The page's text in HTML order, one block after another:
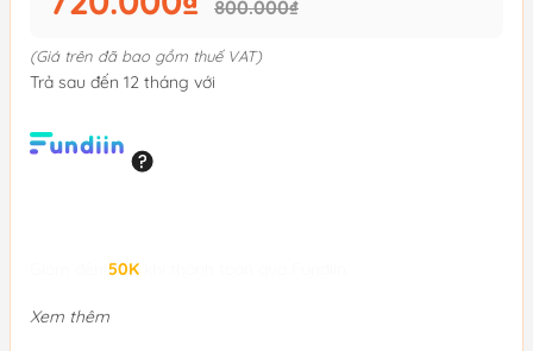
800.000₫
(Giá trên đã bao gồm thuế VAT)
Trả sau đến 12 tháng với
50K
Xem thêm